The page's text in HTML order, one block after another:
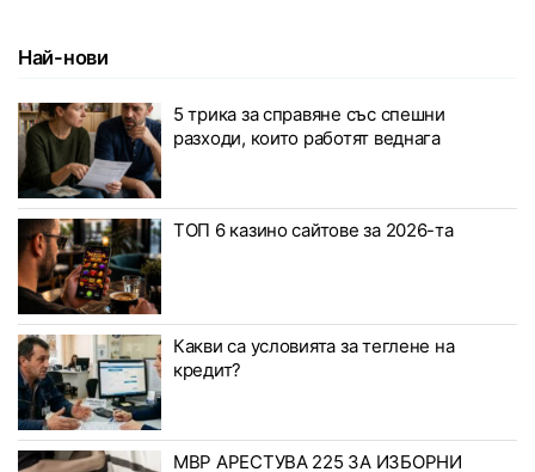
Най-нови
5 трика за справяне със спешни
разходи, които работят веднага
ТОП 6 казино сайтове за 2026-та
Какви са условията за теглене на
кредит?
МВР АРЕСТУВА 225 ЗА ИЗБОРНИ